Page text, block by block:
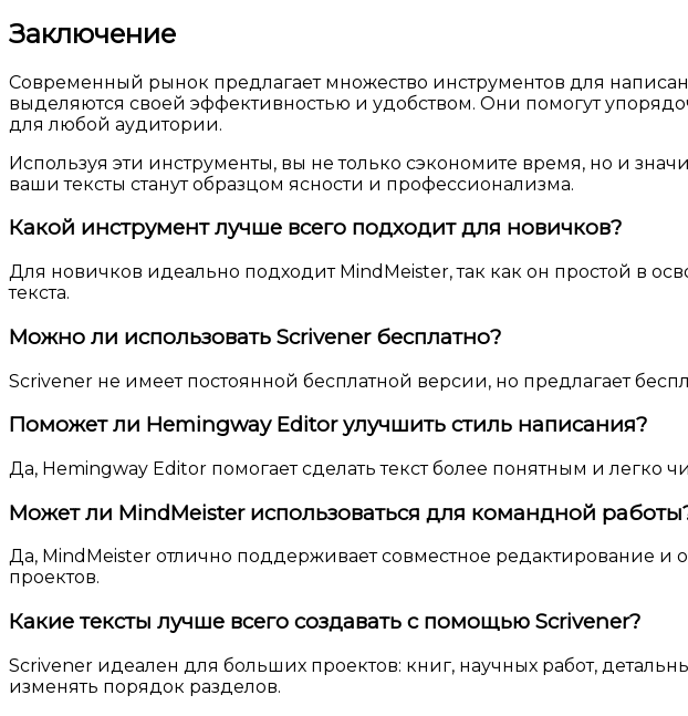
Заключение
Современный рынок предлагает множество инструментов для
выделяются своей эффективностью и удобством. Они помогут
для любой аудитории.
Используя эти инструменты, вы не только сэкономите время, но и
ваши тексты станут образцом ясности и профессионализма.
Какой инструмент лучше всего подходит для новичков?
Для новичков идеально подходит MindMeister, так как он простой в
текста.
Можно ли использовать Scrivener бесплатно?
Scrivener не имеет постоянной бесплатной версии, но предлагает
Поможет ли Hemingway Editor улучшить стиль написания?
Да, Hemingway Editor помогает сделать текст более понятным и легко
Может ли MindMeister использоваться для командной
Да, MindMeister отлично поддерживает совместное редактирование
проектов.
Какие тексты лучше всего создавать с помощью Scrivener?
Scrivener идеален для больших проектов: книг, научных работ,
изменять порядок разделов.